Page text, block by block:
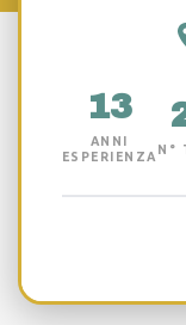
13
ANNI
ESPERIENZA
N°